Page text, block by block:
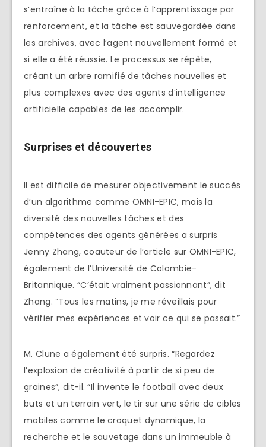
s’entraîne à la tâche grâce à l’apprentissage par
renforcement, et la tâche est sauvegardée dans
les archives, avec l’agent nouvellement formé et
si elle a été réussie. Le processus se répète,
créant un arbre ramifié de tâches nouvelles et
plus complexes avec des agents d’intelligence
artificielle capables de les accomplir.
Surprises et découvertes
Il est difficile de mesurer objectivement le succès
d’un algorithme comme OMNI-EPIC, mais la
diversité des nouvelles tâches et des
compétences des agents générées a surpris
Jenny Zhang, coauteur de l’article sur OMNI-EPIC,
également de l’Université de Colombie-
Britannique. “C’était vraiment passionnant”, dit
Zhang. “Tous les matins, je me réveillais pour
vérifier mes expériences et voir ce qui se passait.”
M. Clune a également été surpris. “Regardez
l’explosion de créativité à partir de si peu de
graines”, dit-il. “Il invente le football avec deux
buts et un terrain vert, le tir sur une série de cibles
mobiles comme le croquet dynamique, la
recherche et le sauvetage dans un immeuble à